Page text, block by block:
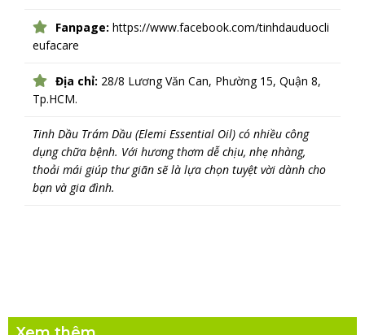
Fanpage: https://www.facebook.com/tinhdauduocli
eufacare
Địa chỉ: 28/8 Lương Văn Can, Phường 15, Quận 8,
Tp.HCM.
Tinh Dầu Trám Dầu (Elemi Essential Oil) có nhiều công
dụng chữa bệnh. Với hương thơm dễ chịu, nhẹ nhàng,
thoải mái giúp thư giãn sẽ là lựa chọn tuyệt vời dành cho
bạn và gia đình.